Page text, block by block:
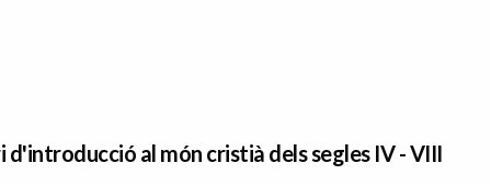
d'introducció al món cristià dels segles IV - VIII